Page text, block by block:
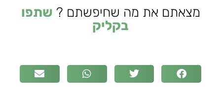
מצאתם את מה שחיפשתם ? שתפו
בקליק